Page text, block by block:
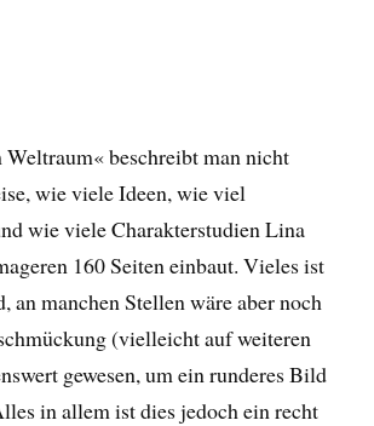
beschreibt man nicht
wie viele Ideen, wie viel
wie viele Charakterstudien Lina
160 Seiten einbaut. Vieles ist
an manchen Stellen wäre aber noch
(vielleicht auf weiteren
gewesen, um ein runderes Bild
in allem ist dies jedoch ein recht